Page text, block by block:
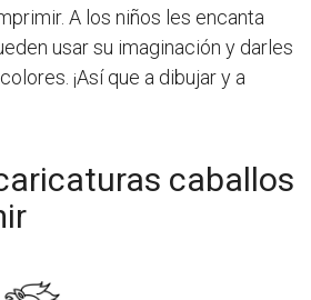
A los niños les encanta
usar su imaginación y darles
¡Así que a dibujar y a
caballos